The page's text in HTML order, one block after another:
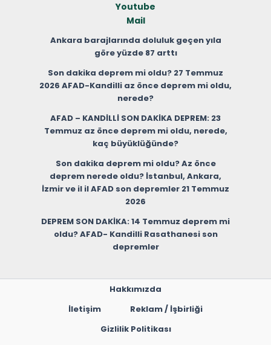
Youtube
Mail
Ankara barajlarında doluluk geçen yıla
göre yüzde 87 arttı
Son dakika deprem mi oldu? 27 Temmuz
2026 AFAD-Kandilli az önce deprem mi oldu,
nerede?
AFAD – KANDİLLİ SON DAKİKA DEPREM: 23
Temmuz az önce deprem mi oldu, nerede,
kaç büyüklüğünde?
Son dakika deprem mi oldu? Az önce
deprem nerede oldu? İstanbul, Ankara,
İzmir ve il il AFAD son depremler 21 Temmuz
2026
DEPREM SON DAKİKA: 14 Temmuz deprem mi
oldu? AFAD- Kandilli Rasathanesi son
depremler
Hakkımızda
İletişim
Reklam / İşbirliği
Gizlilik Politikası